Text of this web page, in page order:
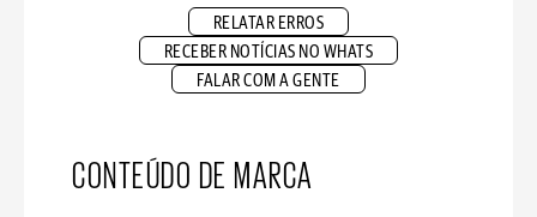
RELATAR ERROS
RECEBER NOTÍCIAS NO WHATS
FALAR COM A GENTE
CONTEÚDO DE MARCA